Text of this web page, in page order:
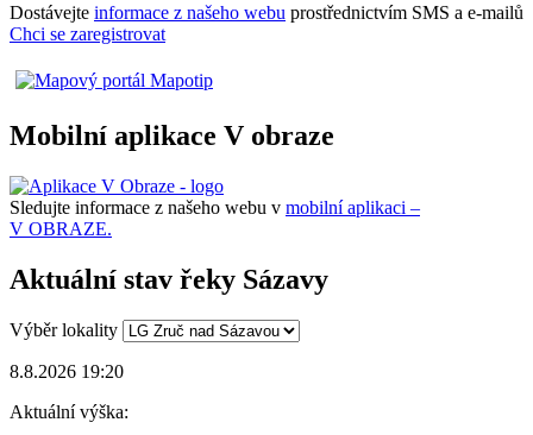
Dostávejte informace z našeho webu prostřednictvím SMS a e-mailů
Chci se zaregistrovat
Mobilní aplikace V obraze
Sledujte informace z našeho webu v mobilní aplikaci –
V OBRAZE.
Aktuální stav řeky Sázavy
Výběr lokality
8.8.2026 19:20
Aktuální výška: